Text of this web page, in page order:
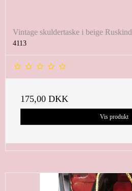
Vintage skuldertaske i beige Ruskind
4113
175,00 DKK
Vis produkt